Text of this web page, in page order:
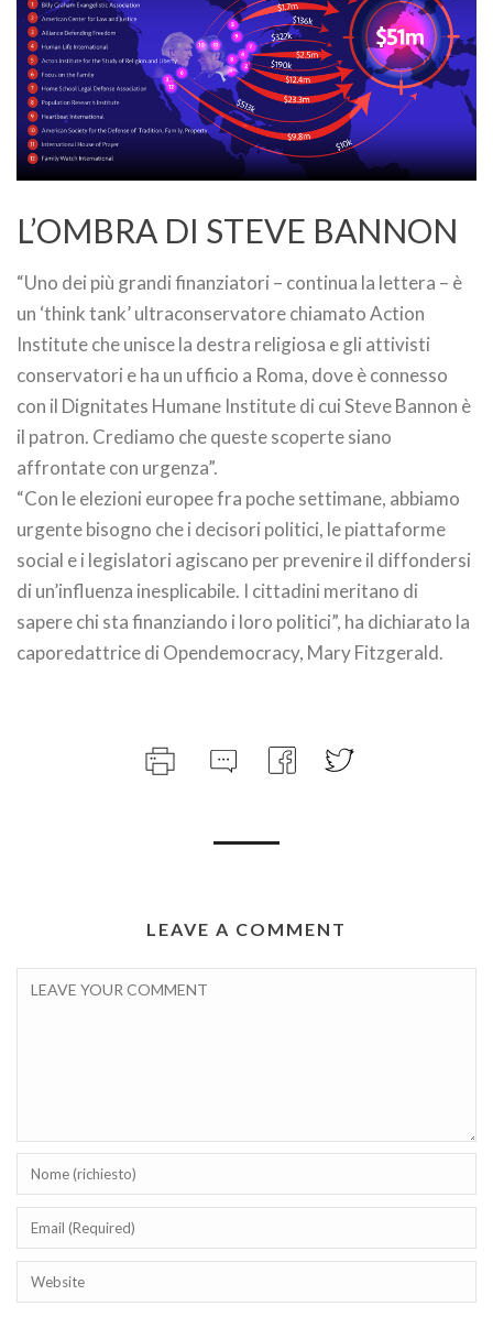
L’OMBRA DI STEVE BANNON
“Uno dei più grandi finanziatori – continua la lettera – è
un ‘think tank’ ultraconservatore chiamato Action
Institute che unisce la destra religiosa e gli attivisti
conservatori e ha un ufficio a Roma, dove è connesso
con il Dignitates Humane Institute di cui Steve Bannon è
il patron. Crediamo che queste scoperte siano
affrontate con urgenza”.
“Con le elezioni europee fra poche settimane, abbiamo
urgente bisogno che i decisori politici, le piattaforme
social e i legislatori agiscano per prevenire il diffondersi
di un’influenza inesplicabile. I cittadini meritano di
sapere chi sta finanziando i loro politici”, ha dichiarato la
caporedattrice di Opendemocracy, Mary Fitzgerald.
LEAVE A COMMENT